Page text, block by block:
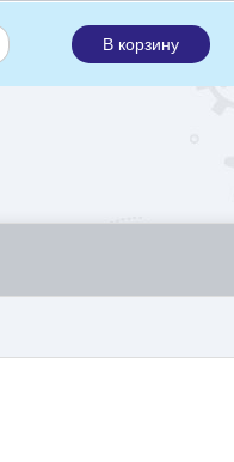
В корзину